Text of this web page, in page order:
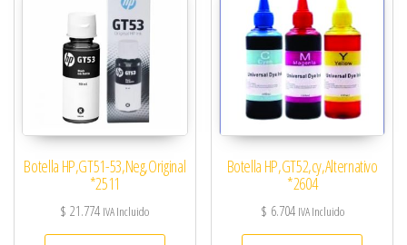
Botella HP,GT51-53,Neg,Original
*2511
$ 21.774 IVA Incluido
Botella HP,GT52,cy,Alternativo
*2604
$ 6.704 IVA Incluido